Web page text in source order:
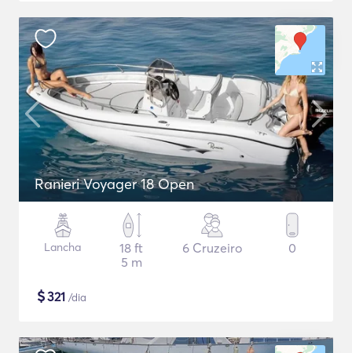
Ranieri Voyager 18 Open
Lancha
18 ft
5 m
6 Cruzeiro 0
$321 /dia